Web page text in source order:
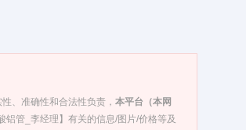
、准确性和合法性负责， 本平台（本网
管_李经理】有关的信息/图片/价格等及